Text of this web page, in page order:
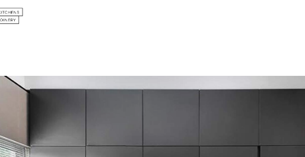
אודות
הפרויקטים שלנו